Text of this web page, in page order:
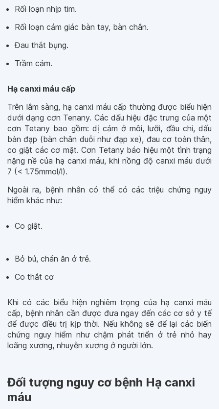
Rối loạn nhịp tim.
Rối loạn cảm giác bàn tay, bàn chân.
Đau thắt bụng.
Trầm cảm.
Hạ canxi máu cấp
Trên lâm sàng, hạ canxi máu cấp thường được biểu hiện
dưới dạng cơn Tenany. Các dấu hiệu đặc trưng của một
cơn Tetany bao gồm: dị cảm ở môi, lưỡi, đầu chi, dấu
bàn đạp (bàn chân duỗi như đạp xe), đau cơ toàn thân,
co giật các cơ mặt. Cơn Tetany báo hiệu một tình trạng
nặng nề của hạ canxi máu, khi nồng độ canxi máu dưới
7 (< 1.75mmol/l).
Ngoài ra, bệnh nhân có thể có các triệu chứng nguy
hiểm khác như:
Co giật.
Bỏ bú, chán ăn ở trẻ.
Co thắt cơ
Khi có các biểu hiện nghiêm trọng của hạ canxi máu
cấp, bệnh nhân cần được đưa ngay đến các cơ sở y tế
để được điều trị kịp thời. Nếu không sẽ để lại các biến
chứng nguy hiểm như chậm phát triển ở trẻ nhỏ hay
loãng xương, nhuyễn xương ở người lớn.
Đối tượng nguy cơ bệnh Hạ canxi
máu